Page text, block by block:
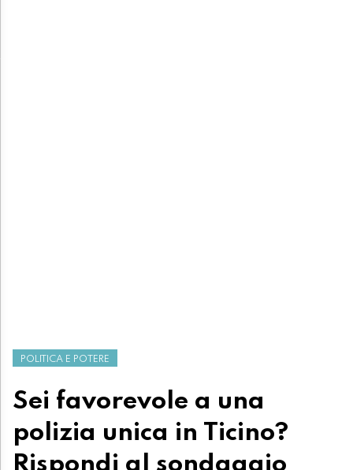
POLITICA E POTERE
Sei favorevole a una
polizia unica in Ticino?
Rispondi al sondaggio